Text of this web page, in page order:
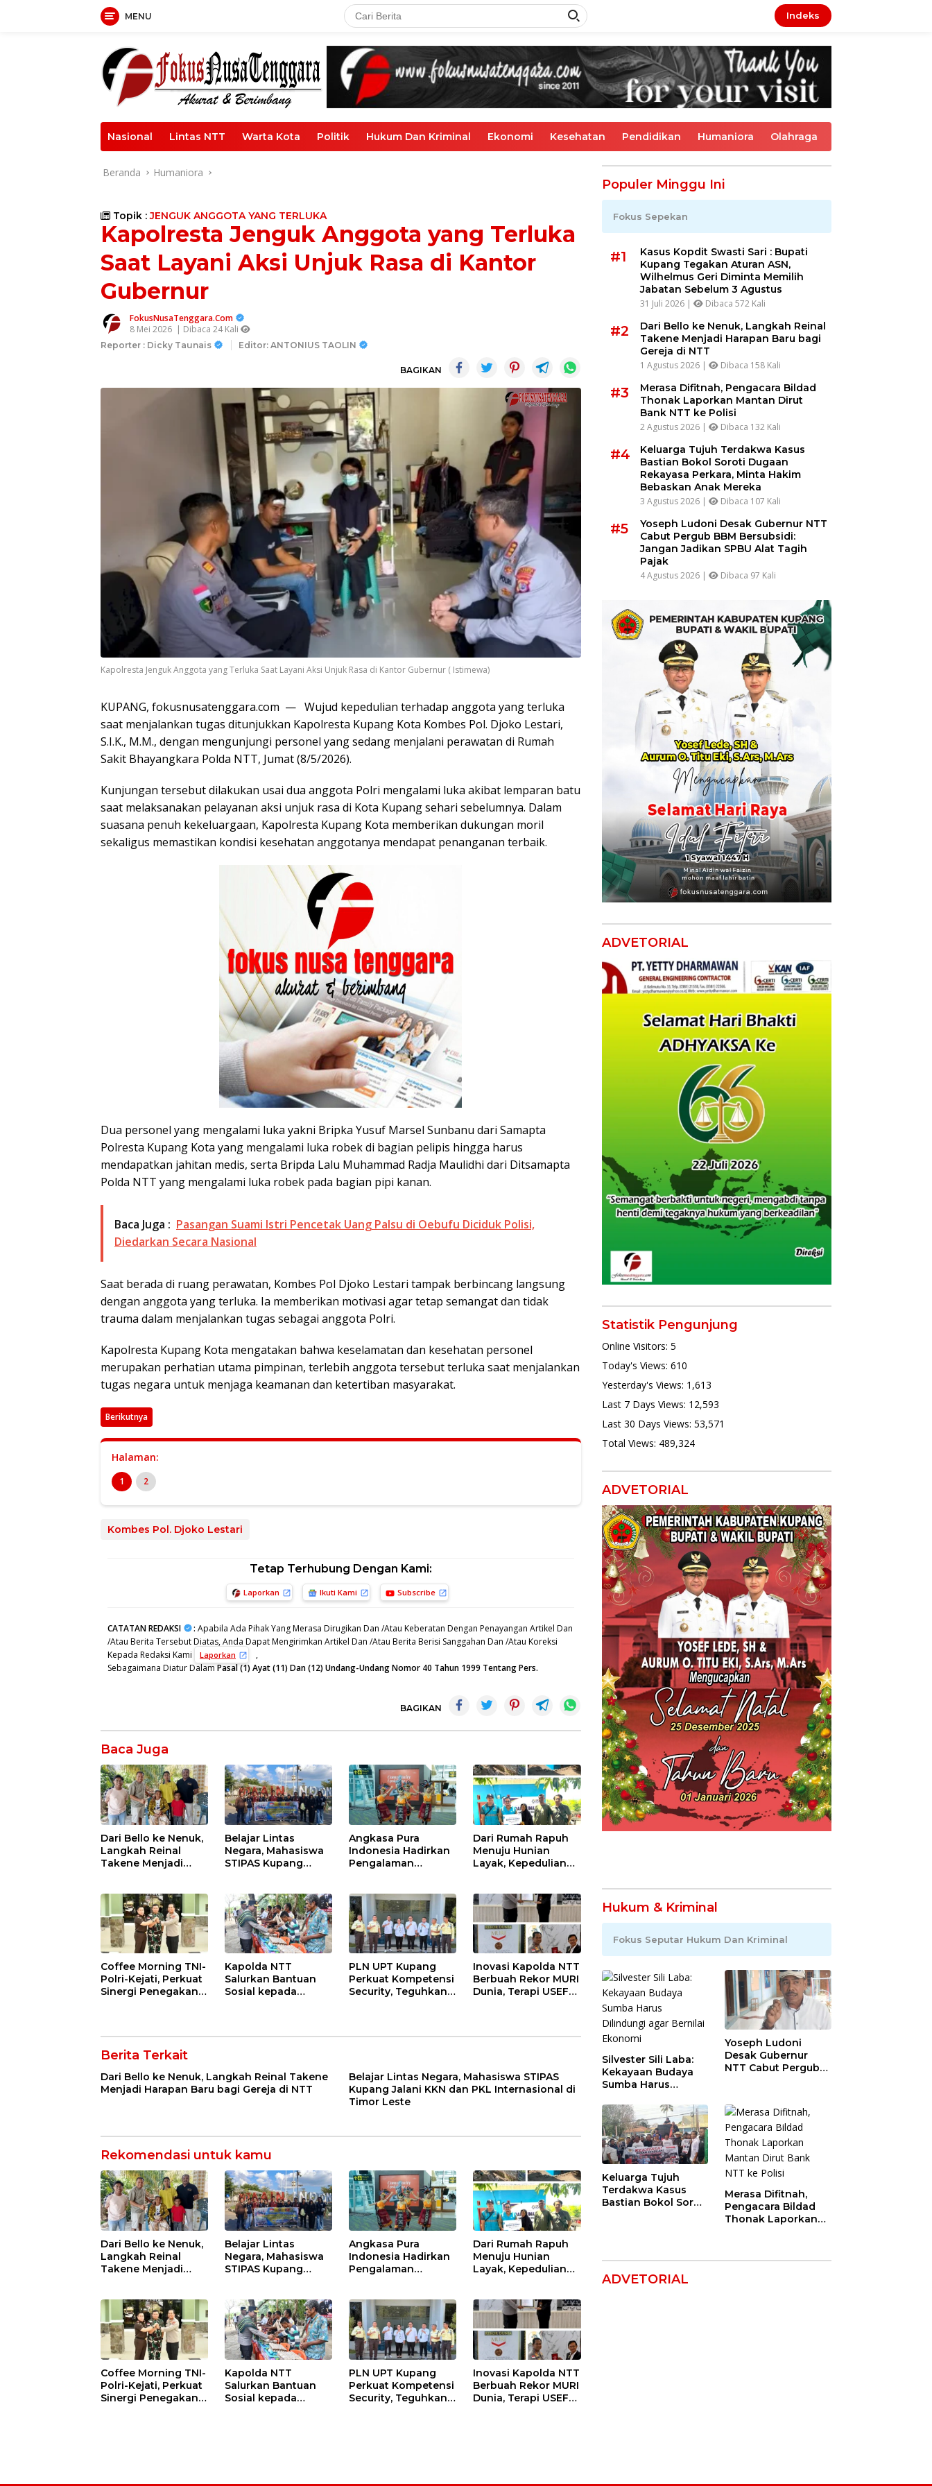
MENU Indeks
Nasional Lintas NTT Warta Kota Politik Hukum Dan Kriminal Ekonomi Kesehatan Pendidikan Humaniora Olahraga
Beranda Humaniora
Topik :JENGUK ANGGOTA YANG TERLUKA
Kapolresta Jenguk Anggota yang Terluka
Saat Layani Aksi Unjuk Rasa di Kantor
Gubernur
FokusNusaTenggara.Com
8 Mei 2026 | Dibaca 24 Kali
Reporter : Dicky Taunais Editor: ANTONIUS TAOLIN
BAGIKAN
Kapolresta Jenguk Anggota yang Terluka Saat Layani Aksi Unjuk Rasa di Kantor Gubernur ( Istimewa)
KUPANG, fokusnusatenggara.com — Wujud kepedulian terhadap anggota yang terluka
saat menjalankan tugas ditunjukkan Kapolresta Kupang Kota Kombes Pol. Djoko Lestari,
S.I.K., M.M., dengan mengunjungi personel yang sedang menjalani perawatan di Rumah
Sakit Bhayangkara Polda NTT, Jumat (8/5/2026).
Kunjungan tersebut dilakukan usai dua anggota Polri mengalami luka akibat lemparan batu
saat melaksanakan pelayanan aksi unjuk rasa di Kota Kupang sehari sebelumnya. Dalam
suasana penuh kekeluargaan, Kapolresta Kupang Kota memberikan dukungan moril
sekaligus memastikan kondisi kesehatan anggotanya mendapat penanganan terbaik.
Dua personel yang mengalami luka yakni Bripka Yusuf Marsel Sunbanu dari Samapta
Polresta Kupang Kota yang mengalami luka robek di bagian pelipis hingga harus
mendapatkan jahitan medis, serta Bripda Lalu Muhammad Radja Maulidhi dari Ditsamapta
Polda NTT yang mengalami luka robek pada bagian pipi kanan.
Baca Juga : Pasangan Suami Istri Pencetak Uang Palsu di Oebufu Diciduk Polisi,
Diedarkan Secara Nasional
Saat berada di ruang perawatan, Kombes Pol Djoko Lestari tampak berbincang langsung
dengan anggota yang terluka. Ia memberikan motivasi agar tetap semangat dan tidak
trauma dalam menjalankan tugas sebagai anggota Polri.
Kapolresta Kupang Kota mengatakan bahwa keselamatan dan kesehatan personel
merupakan perhatian utama pimpinan, terlebih anggota tersebut terluka saat menjalankan
tugas negara untuk menjaga keamanan dan ketertiban masyarakat.
Berikutnya
Halaman:
1 2
Kombes Pol. Djoko Lestari
Tetap Terhubung Dengan Kami:
Laporkan Ikuti Kami Subscribe
CATATAN REDAKSI : Apabila Ada Pihak Yang Merasa Dirugikan Dan /Atau Keberatan Dengan Penayangan Artikel Dan
/Atau Berita Tersebut Diatas, Anda Dapat Mengirimkan Artikel Dan /Atau Berita Berisi Sanggahan Dan /Atau Koreksi
Kepada Redaksi Kami
Laporkan
,
Sebagaimana Diatur DalamPasal (1) Ayat (11) Dan (12) Undang-Undang Nomor 40 Tahun 1999 Tentang Pers.
BAGIKAN
Baca Juga
Dari Bello ke Nenuk,
Langkah Reinal
Takene Menjadi
Belajar Lintas
Negara, Mahasiswa
STIPAS Kupang
Timor Leste
Angkasa Pura
Indonesia Hadirkan
Pengalaman
El Tari Kupang
Dari Rumah Rapuh
Menuju Hunian
Layak, Kepedulian
Laka Mau
Coffee Morning TNI-
Polri-Kejati, Perkuat
Sinergi Penegakan
Kapolda NTT
Salurkan Bantuan
Sosial kepada
PLN UPT Kupang
Perkuat Kompetensi
Security, Teguhkan
Inovasi Kapolda NTT
Berbuah Rekor MURI
Dunia, Terapi USEFT
Berita Terkait
Dari Bello ke Nenuk, Langkah Reinal Takene
Menjadi Harapan Baru bagi Gereja di NTT
Belajar Lintas Negara, Mahasiswa STIPAS
Kupang Jalani KKN dan PKL Internasional di
Timor Leste
Rekomendasi untuk kamu
Dari Bello ke Nenuk,
Langkah Reinal
Takene Menjadi
Belajar Lintas
Negara, Mahasiswa
STIPAS Kupang
Timor Leste
Angkasa Pura
Indonesia Hadirkan
Pengalaman
El Tari Kupang
Dari Rumah Rapuh
Menuju Hunian
Layak, Kepedulian
Laka Mau
Coffee Morning TNI-
Polri-Kejati, Perkuat
Sinergi Penegakan
Kapolda NTT
Salurkan Bantuan
Sosial kepada
PLN UPT Kupang
Perkuat Kompetensi
Security, Teguhkan
Inovasi Kapolda NTT
Berbuah Rekor MURI
Dunia, Terapi USEFT
Populer Minggu Ini
Fokus Sepekan
#1
Kasus Kopdit Swasti Sari : Bupati
Kupang Tegakan Aturan ASN,
Wilhelmus Geri Diminta Memilih
Jabatan Sebelum 3 Agustus
31 Juli 2026 | Dibaca 572 Kali
#2
Dari Bello ke Nenuk, Langkah Reinal
Takene Menjadi Harapan Baru bagi
Gereja di NTT
1 Agustus 2026 | Dibaca 158 Kali
#3
Merasa Difitnah, Pengacara Bildad
Thonak Laporkan Mantan Dirut
Bank NTT ke Polisi
2 Agustus 2026 | Dibaca 132 Kali
#4
Keluarga Tujuh Terdakwa Kasus
Bastian Bokol Soroti Dugaan
Rekayasa Perkara, Minta Hakim
Bebaskan Anak Mereka
3 Agustus 2026 | Dibaca 107 Kali
#5
Yoseph Ludoni Desak Gubernur NTT
Cabut Pergub BBM Bersubsidi:
Jangan Jadikan SPBU Alat Tagih
Pajak
4 Agustus 2026 | Dibaca 97 Kali
ADVETORIAL
Statistik Pengunjung
Online Visitors: 5
Today's Views: 610
Yesterday's Views: 1,613
Last 7 Days Views: 12,593
Last 30 Days Views: 53,571
Total Views: 489,324
ADVETORIAL
Hukum & Kriminal
Fokus Seputar Hukum Dan Kriminal
Silvester Sili Laba:
Kekayaan Budaya
Sumba Harus
Bernilai Ekonomi
Yoseph Ludoni
Desak Gubernur
NTT Cabut Pergub
SPBU Alat Tagih
Pajak
Keluarga Tujuh
Terdakwa Kasus
Bastian Bokol Soroti
Merasa Difitnah,
Pengacara Bildad
Thonak Laporkan
ADVETORIAL